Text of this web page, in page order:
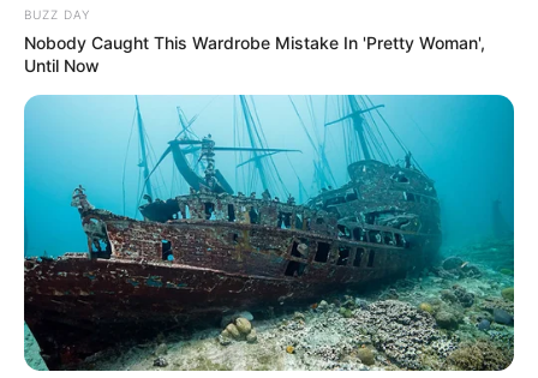
14/11/2009
Recomendados para você
Aprenda a fazer caixas com
garrafas PET- Recicle
BUZZ DAY
Nobody Caught This Wardrobe Mistake In 'Pretty Woman',
Until Now